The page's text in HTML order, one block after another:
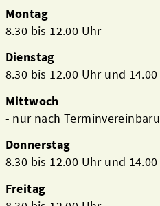
Montag
8.30 bis 12.00 Uhr
Dienstag
8.30 bis 12.00 Uhr und
Mittwoch
- nur nach
Donnerstag
8.30 bis 12.00 Uhr und
Freitag